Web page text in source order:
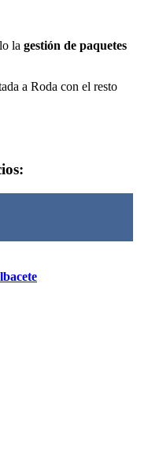
la gestión de paquetes
a Roda con el resto